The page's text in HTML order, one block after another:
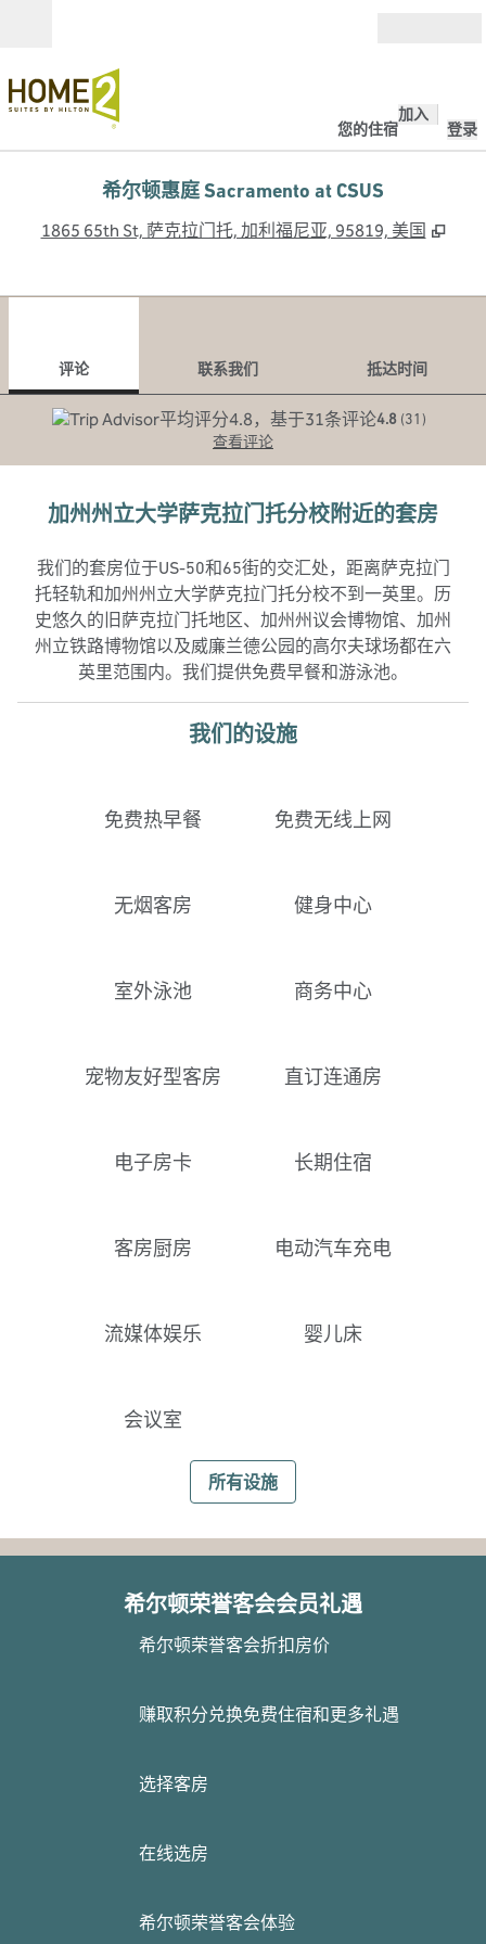
您的住宿
加入
登录
希尔顿惠庭 Sacramento at CSUS
1865 65th St, 萨克拉门托, 加利福尼亚, 95819, 美国 ,
评论 联系我们
抵达时间
4.8 (31)
查看评论
加州州立大学萨克拉门托分校附近的套房
我们的套房位于US-50和65街的交汇处，距离萨克拉门
托轻轨和加州州立大学萨克拉门托分校不到一英里。历
史悠久的旧萨克拉门托地区、加州州议会博物馆、加州
州立铁路博物馆以及威廉兰德公园的高尔夫球场都在六
英里范围内。我们提供免费早餐和游泳池。
我们的设施
免费热早餐 免费无线上网
无烟客房 健身中心
室外泳池 商务中心
宠物友好型客房 直订连通房
电子房卡 长期住宿
客房厨房 电动汽车充电
流媒体娱乐 婴儿床
会议室
所有设施
希尔顿荣誉客会会员礼遇
希尔顿荣誉客会折扣房价
赚取积分兑换免费住宿和更多礼遇
选择客房
在线选房
希尔顿荣誉客会体验